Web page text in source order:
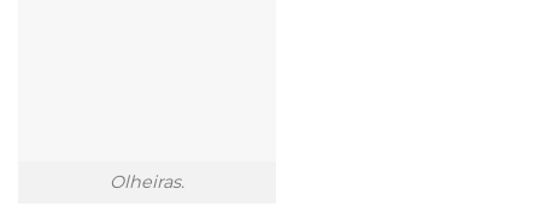
Olheiras.